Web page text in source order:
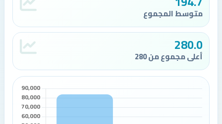
متوسط المجموع
280.0
أعلى مجموع من 280